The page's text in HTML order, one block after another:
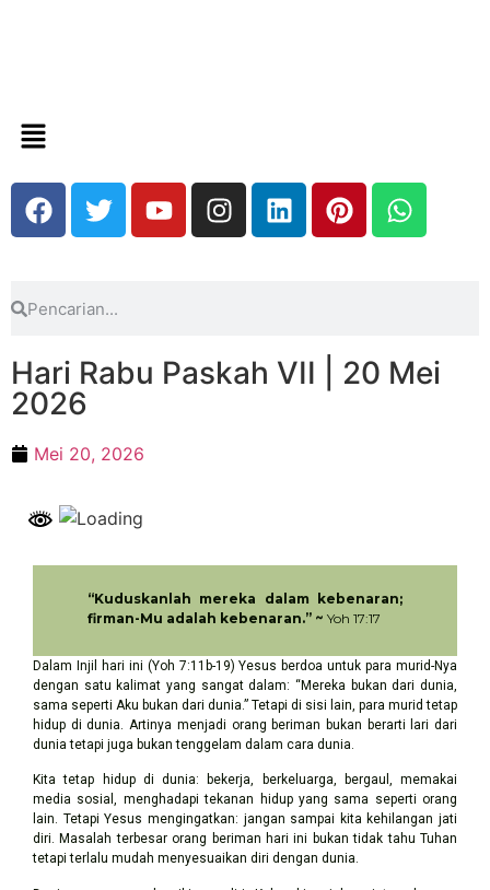
Hari Rabu Paskah VII | 20 Mei
2026
Mei 20, 2026
“Kuduskanlah mereka dalam kebenaran;
firman-Mu adalah kebenaran.” ~ Yoh 17:17
Dalam Injil hari ini (Yoh 7:11b-19) Yesus berdoa untuk para murid-Nya
dengan satu kalimat yang sangat dalam: “Mereka bukan dari dunia,
sama seperti Aku bukan dari dunia.” Tetapi di sisi lain, para murid tetap
hidup di dunia. Artinya menjadi orang beriman bukan berarti lari dari
dunia tetapi juga bukan tenggelam dalam cara dunia.
Kita tetap hidup di dunia: bekerja, berkeluarga, bergaul, memakai
media sosial, menghadapi tekanan hidup yang sama seperti orang
lain. Tetapi Yesus mengingatkan: jangan sampai kita kehilangan jati
diri. Masalah terbesar orang beriman hari ini bukan tidak tahu Tuhan
tetapi terlalu mudah menyesuaikan diri dengan dunia.